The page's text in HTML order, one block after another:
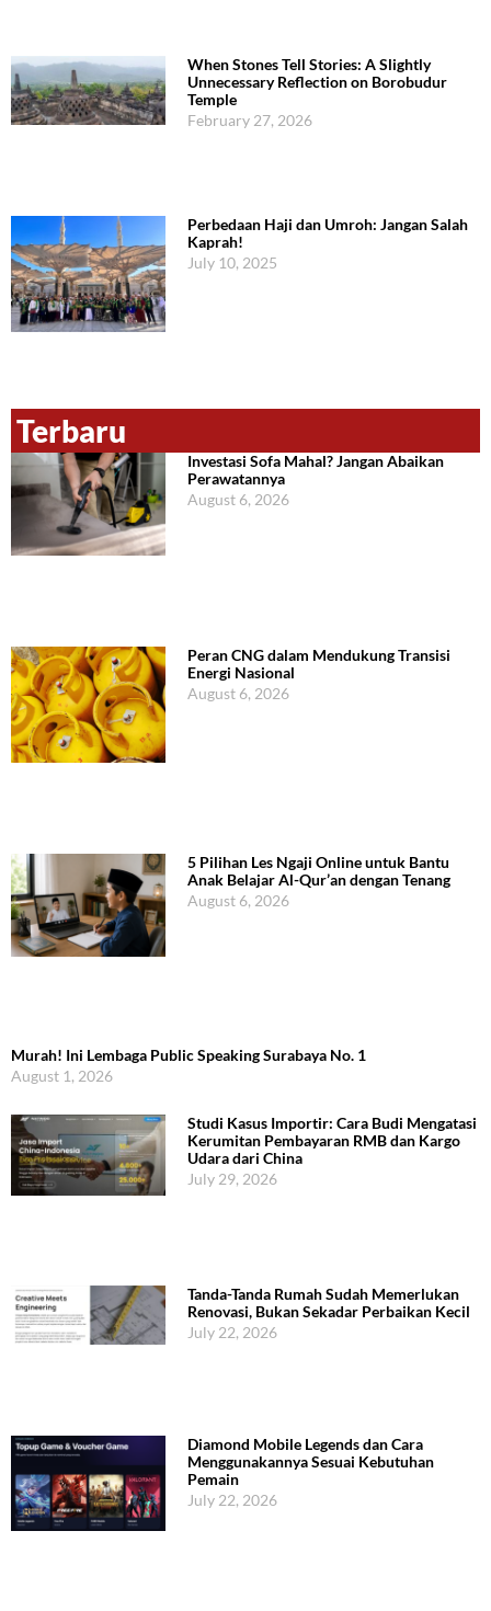
When Stones Tell Stories: A Slightly
Unnecessary Reflection on Borobudur
Temple
February 27, 2026
Perbedaan Haji dan Umroh: Jangan Salah
Kaprah!
July 10, 2025
Terbaru
Investasi Sofa Mahal? Jangan Abaikan
Perawatannya
August 6, 2026
Peran CNG dalam Mendukung Transisi
Energi Nasional
August 6, 2026
5 Pilihan Les Ngaji Online untuk Bantu
Anak Belajar Al-Qur’an dengan Tenang
August 6, 2026
Murah! Ini Lembaga Public Speaking Surabaya No. 1
August 1, 2026
Studi Kasus Importir: Cara Budi Mengatasi
Kerumitan Pembayaran RMB dan Kargo
Udara dari China
July 29, 2026
Tanda-Tanda Rumah Sudah Memerlukan
Renovasi, Bukan Sekadar Perbaikan Kecil
July 22, 2026
Diamond Mobile Legends dan Cara
Menggunakannya Sesuai Kebutuhan
Pemain
July 22, 2026